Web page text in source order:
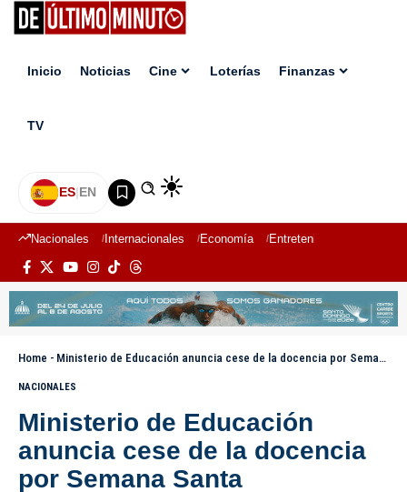
Inicio Noticias Cine Loterías Finanzas
TV
ES|EN
Nacionales Internacionales Economía Entretenimiento
Home - Ministerio de Educación anuncia cese de la docencia por Semana Santa
NACIONALES
Ministerio de Educación
anuncia cese de la docencia
por Semana Santa